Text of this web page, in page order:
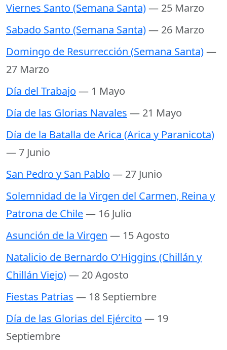
Viernes Santo (Semana Santa)— 25 Marzo
Sabado Santo (Semana Santa)— 26 Marzo
Domingo de Resurrección (Semana Santa)—
27 Marzo
Día del Trabajo — 1 Mayo
Día de las Glorias Navales — 21 Mayo
Día de la Batalla de Arica (Arica y Paranicota)
— 7 Junio
San Pedro y San Pablo — 27 Junio
Solemnidad de la Virgen del Carmen, Reina y
Patrona de Chile— 16 Julio
Asunción de la Virgen — 15 Agosto
Natalicio de Bernardo O’Higgins (Chillán y
Chillán Viejo)— 20 Agosto
Fiestas Patrias — 18 Septiembre
Día de las Glorias del Ejército — 19
Septiembre